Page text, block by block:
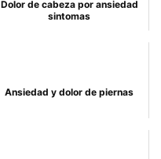
Dolor de cabeza por ansiedad
sintomas
Ansiedad y dolor de piernas